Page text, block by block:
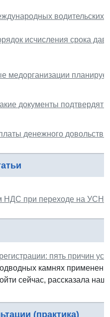
водительских
исчисления срока
медорганизации
документы подтвердят
денежного
НДС при переходе на УСН
пять причин
камнях
сейчас, рассказала наш
(практика)